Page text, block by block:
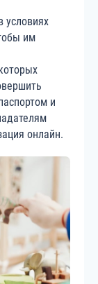
условиях
им
и
онлайн.